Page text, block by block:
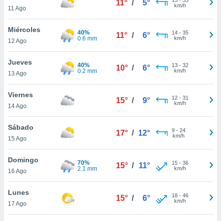
más
nuestra
y
de
disponible
cookies
aceptar
11 Ago
11° / 5°
km/h
Miércoles
12 Ago
40%
0.6 mm
11° / 6° 14- 35
km/h
Jueves
13 Ago
40%
0.2 mm
10° / 6° 13- 32
km/h
Viernes
14 Ago
15° / 9° 12- 31
km/h
Sábado
15 Ago
17° / 12° 9- 24
km/h
Domingo
16 Ago
70%
2.1 mm
15° / 11° 15- 36
km/h
Lunes
17 Ago
15° / 6° 18- 46
km/h